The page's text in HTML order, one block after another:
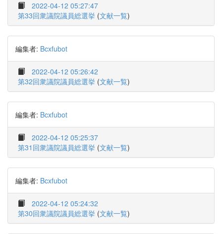
2022-04-12 05:27:47
第33回衆議院議員総選挙 (文献一覧)
編集者: Bcxfubot
2022-04-12 05:26:42
第32回衆議院議員総選挙 (文献一覧)
編集者: Bcxfubot
2022-04-12 05:25:37
第31回衆議院議員総選挙 (文献一覧)
編集者: Bcxfubot
2022-04-12 05:24:32
第30回衆議院議員総選挙 (文献一覧)